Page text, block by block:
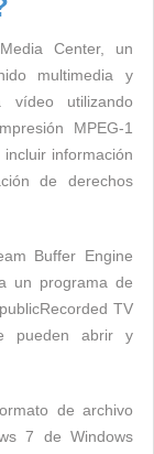
Center, un
multimedia y
vídeo utilizando
MPEG-1
información
de derechos
Buffer Engine
un programa de
TV
pueden abrir y
de archivo
7 de Windows